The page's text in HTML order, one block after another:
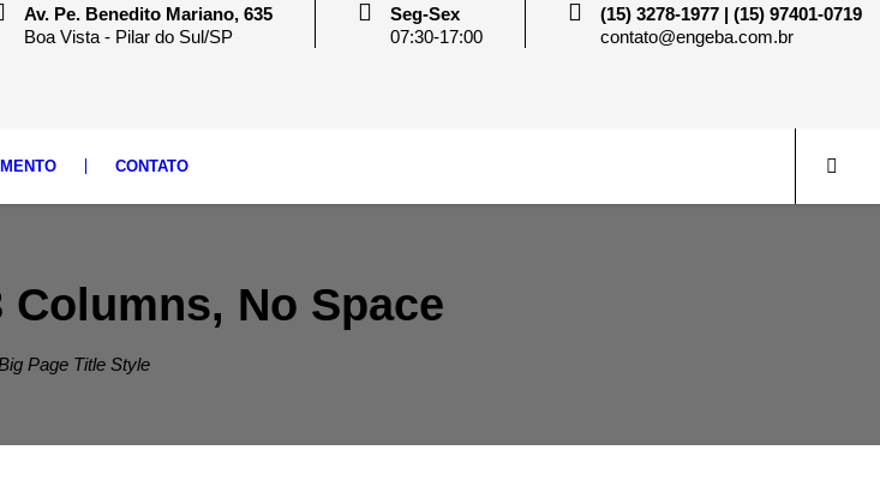
Av. Pe. Benedito Mariano, 635
Boa Vista - Pilar do Sul/SP
Seg-Sex
07:30-17:00
(15) 3278-1977 | (15) 97401-0719
contato@engeba.com.br
CONTATO
No Space
Page Title Style